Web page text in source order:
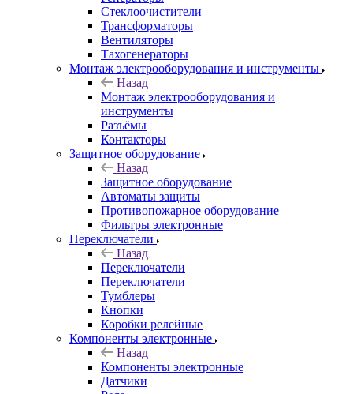
Стеклоочистители
Трансформаторы
Вентиляторы
Тахогенераторы
Монтаж электрооборудования и инструменты
Назад
Монтаж электрооборудования и
инструменты
Разъёмы
Контакторы
Защитное оборудование
Назад
Защитное оборудование
Автоматы защиты
Противопожарное оборудование
Фильтры электронные
Переключатели
Назад
Переключатели
Переключатели
Тумблеры
Кнопки
Коробки релейные
Компоненты электронные
Назад
Компоненты электронные
Датчики